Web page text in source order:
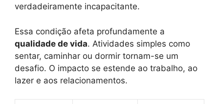
verdadeiramente incapacitante.
Essa condição afeta profundamente a
qualidade de vida. Atividades simples como
sentar, caminhar ou dormir tornam-se um
desafio. O impacto se estende ao trabalho, ao
lazer e aos relacionamentos.